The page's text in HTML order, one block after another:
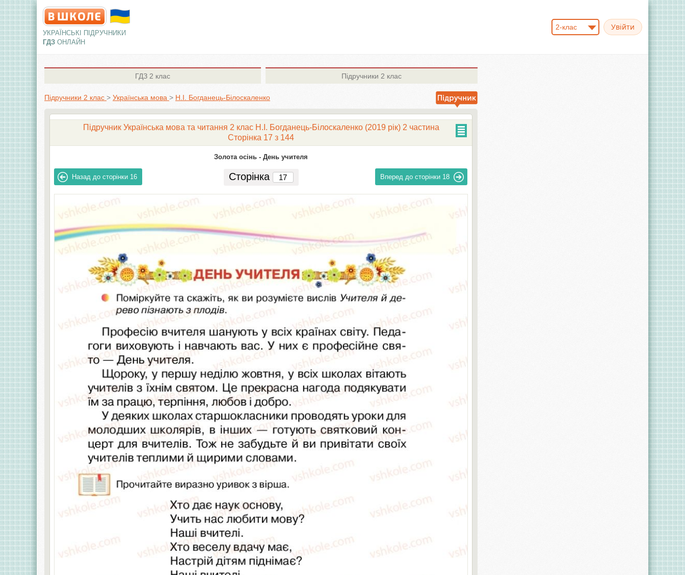
УКРАЇНСЬКІ ПІДРУЧНИКИ
ГДЗ ОНЛАЙН
2-клас
ГДЗ 2 клас Підручники 2 клас
Підручники 2 клас > Українська мова > Н.І. Богданець-Білоскаленко
Підручник Українська мова та читання 2 клас Н.І. Богданець-Білоскаленко (2019 рік) 2 частина
Сторінка 17 з 144
Золота осінь - День учителя
Назад до сторінки 16 Сторінка Вперед до сторінки 18